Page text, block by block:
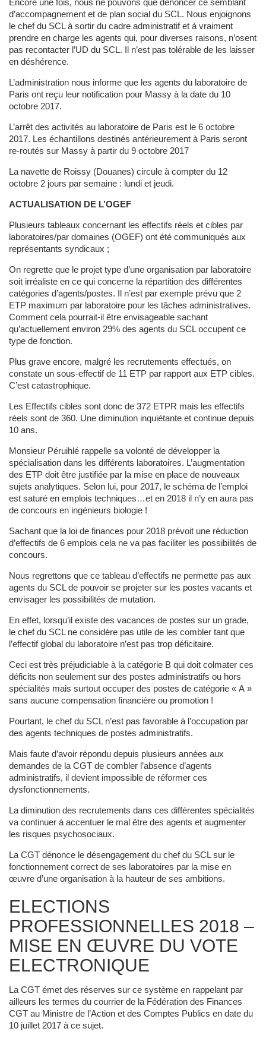
Encore une fois, nous ne pouvons que dénoncer ce semblant
d’accompagnement et de plan social du SCL. Nous enjoignons
le chef du SCL à sortir du cadre administratif et à vraiment
prendre en charge les agents qui, pour diverses raisons, n’osent
pas recontacter l’UD du SCL. Il n’est pas tolérable de les laisser
en déshérence.
L’administration nous informe que les agents du laboratoire de
Paris ont reçu leur notification pour Massy à la date du 10
octobre 2017.
L’arrêt des activités au laboratoire de Paris est le 6 octobre
2017. Les échantillons destinés antérieurement à Paris seront
re-routés sur Massy à partir du 9 octobre 2017
La navette de Roissy (Douanes) circule à compter du 12
octobre 2 jours par semaine : lundi et jeudi.
ACTUALISATION DE L’OGEF
Plusieurs tableaux concernant les effectifs réels et cibles par
laboratoires/par domaines (OGEF) ont été communiqués aux
représentants syndicaux ;
On regrette que le projet type d’une organisation par laboratoire
soit irréaliste en ce qui concerne la répartition des différentes
catégories d’agents/postes. Il n’est par exemple prévu que 2
ETP maximum par laboratoire pour les tâches administratives.
Comment cela pourrait-il être envisageable sachant
qu’actuellement environ 29% des agents du SCL occupent ce
type de fonction.
Plus grave encore, malgré les recrutements effectués, on
constate un sous-effectif de 11 ETP par rapport aux ETP cibles.
C’est catastrophique.
Les Effectifs cibles sont donc de 372 ETPR mais les effectifs
réels sont de 360. Une diminution inquiétante et continue depuis
10 ans.
Monsieur Péruihlé rappelle sa volonté de développer la
spécialisation dans les différents laboratoires. L’augmentation
des ETP doit être justifiée par la mise en place de nouveaux
sujets analytiques. Selon lui, pour 2017, le schéma de l’emploi
est saturé en emplois techniques…et en 2018 il n’y en aura pas
de concours en ingénieurs biologie !
Sachant que la loi de finances pour 2018 prévoit une réduction
d’effectifs de 6 emplois cela ne va pas faciliter les possibilités de
concours.
Nous regrettons que ce tableau d’effectifs ne permette pas aux
agents du SCL de pouvoir se projeter sur les postes vacants et
envisager les possibilités de mutation.
En effet, lorsqu’il existe des vacances de postes sur un grade,
le chef du SCL ne considère pas utile de les combler tant que
l’effectif global du laboratoire n’est pas trop déficitaire.
Ceci est très préjudiciable à la catégorie B qui doit colmater ces
déficits non seulement sur des postes administratifs ou hors
spécialités mais surtout occuper des postes de catégorie « A »
sans aucune compensation financière ou promotion !
Pourtant, le chef du SCL n’est pas favorable à l’occupation par
des agents techniques de postes administratifs.
Mais faute d’avoir répondu depuis plusieurs années aux
demandes de la CGT de combler l’absence d’agents
administratifs, il devient impossible de réformer ces
dysfonctionnements.
La diminution des recrutements dans ces différentes spécialités
va continuer à accentuer le mal être des agents et augmenter
les risques psychosociaux.
La CGT dénonce le désengagement du chef du SCL sur le
fonctionnement correct de ses laboratoires par la mise en
œuvre d’une organisation à la hauteur de ses ambitions.
ELECTIONS
PROFESSIONNELLES 2018 –
MISE EN ŒUVRE DU VOTE
ELECTRONIQUE
La CGT émet des réserves sur ce système en rappelant par
ailleurs les termes du courrier de la Fédération des Finances
CGT au Ministre de l’Action et des Comptes Publics en date du
10 juillet 2017 à ce sujet.